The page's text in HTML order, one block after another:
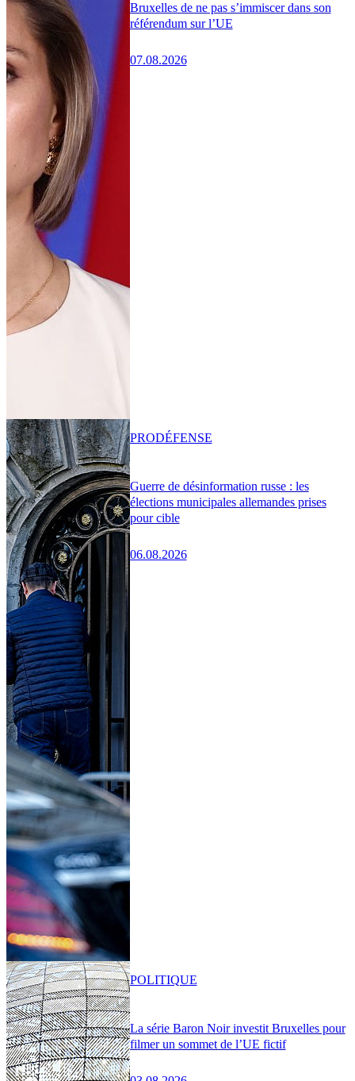
Bruxelles de ne pas s’immiscer dans son
référendum sur l’UE
07.08.2026
Guerre de désinformation russe : les
élections municipales allemandes prises
pour cible
06.08.2026
PRODÉFENSE
La série Baron Noir investit Bruxelles pour
filmer un sommet de l’UE fictif
POLITIQUE